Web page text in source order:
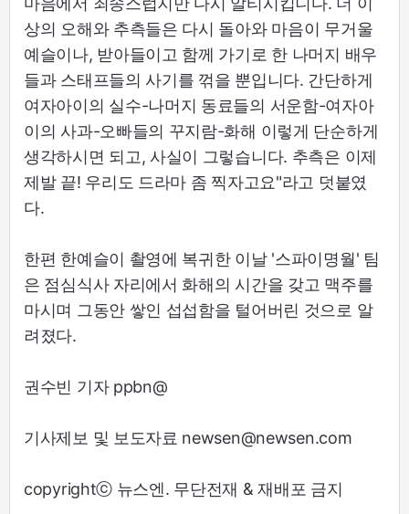
상의 오해와 추측들은 다시 돌아와 마음이 무거울
예슬이나, 받아들이고 함께 가기로 한 나머지 배우
들과 스태프들의 사기를 꺾을 뿐입니다. 간단하게
여자아이의 실수-나머지 동료들의 서운함-여자아
이의 사과-오빠들의 꾸지람-화해 이렇게 단순하게
생각하시면 되고, 사실이 그렇습니다. 추측은 이제
제발 끝! 우리도 드라마 좀 찍자고요"라고 덧붙였
다.
한편 한예슬이 촬영에 복귀한 이날 '스파이명월' 팀
은 점심식사 자리에서 화해의 시간을 갖고 맥주를
마시며 그동안 쌓인 섭섭함을 털어버린 것으로 알
려졌다.
권수빈 기자 ppbn@
기사제보 및 보도자료 newsen@newsen.com
copyrightⓒ 뉴스엔. 무단전재 & 재배포 금지